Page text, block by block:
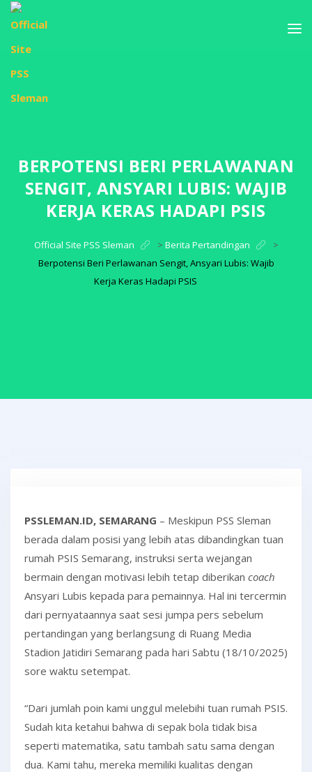
BERPOTENSI BERI PERLAWANAN
SENGIT, ANSYARI LUBIS: WAJIB
KERJA KERAS HADAPI PSIS
Official Site PSS Sleman > Berita Pertandingan
>
Berpotensi Beri Perlawanan Sengit, Ansyari Lubis: Wajib
Kerja Keras Hadapi PSIS
PSSLEMAN.ID, SEMARANG – Meskipun PSS Sleman
berada dalam posisi yang lebih atas dibandingkan tuan
rumah PSIS Semarang, instruksi serta wejangan
bermain dengan motivasi lebih tetap diberikan coach
Ansyari Lubis kepada para pemainnya. Hal ini tercermin
dari pernyataannya saat sesi jumpa pers sebelum
pertandingan yang berlangsung di Ruang Media
Stadion Jatidiri Semarang pada hari Sabtu (18/10/2025)
sore waktu setempat.
“Dari jumlah poin kami unggul melebihi tuan rumah PSIS.
Sudah kita ketahui bahwa di sepak bola tidak bisa
seperti matematika, satu tambah satu sama dengan
dua. Kami tahu, mereka memiliki kualitas dengan